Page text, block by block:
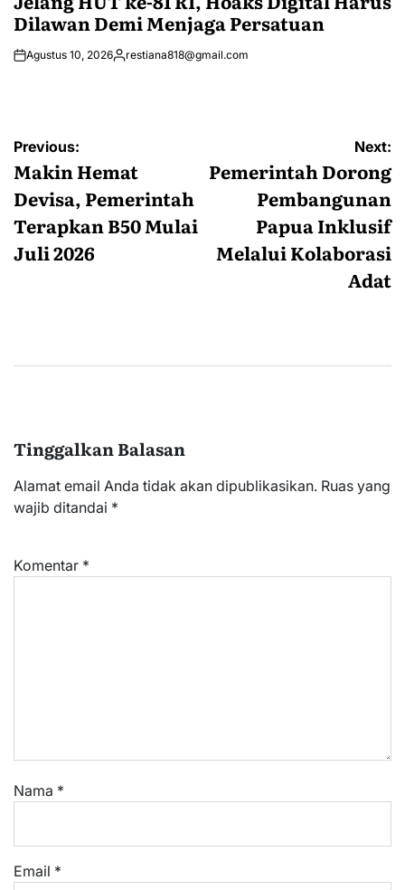
Dilawan Demi Menjaga Persatuan
Agustus 10, 2026Posted
restiana818@gmail.com
Navigasi
pos
Previous:
Makin Hemat
Devisa, Pemerintah
Terapkan B50 Mulai
Juli 2026
Next:
Pemerintah Dorong
Pembangunan
Papua Inklusif
Melalui Kolaborasi
Adat
Tinggalkan Balasan
Alamat email Anda tidak akan dipublikasikan. Ruas yang
wajib ditandai *
Komentar *
Nama *
Email *